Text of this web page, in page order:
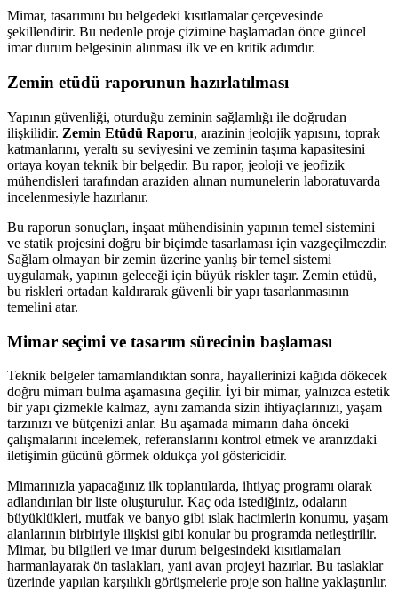
Mimar, tasarımını bu belgedeki kısıtlamalar çerçevesinde
şekillendirir. Bu nedenle proje çizimine başlamadan önce güncel
imar durum belgesinin alınması ilk ve en kritik adımdır.
Zemin etüdü raporunun hazırlatılması
Yapının güvenliği, oturduğu zeminin sağlamlığı ile doğrudan
ilişkilidir. Zemin Etüdü Raporu, arazinin jeolojik yapısını, toprak
katmanlarını, yeraltı su seviyesini ve zeminin taşıma kapasitesini
ortaya koyan teknik bir belgedir. Bu rapor, jeoloji ve jeofizik
mühendisleri tarafından araziden alınan numunelerin laboratuvarda
incelenmesiyle hazırlanır.
Bu raporun sonuçları, inşaat mühendisinin yapının temel sistemini
ve statik projesini doğru bir biçimde tasarlaması için vazgeçilmezdir.
Sağlam olmayan bir zemin üzerine yanlış bir temel sistemi
uygulamak, yapının geleceği için büyük riskler taşır. Zemin etüdü,
bu riskleri ortadan kaldırarak güvenli bir yapı tasarlanmasının
temelini atar.
Mimar seçimi ve tasarım sürecinin başlaması
Teknik belgeler tamamlandıktan sonra, hayallerinizi kağıda dökecek
doğru mimarı bulma aşamasına geçilir. İyi bir mimar, yalnızca estetik
bir yapı çizmekle kalmaz, aynı zamanda sizin ihtiyaçlarınızı, yaşam
tarzınızı ve bütçenizi anlar. Bu aşamada mimarın daha önceki
çalışmalarını incelemek, referanslarını kontrol etmek ve aranızdaki
iletişimin gücünü görmek oldukça yol göstericidir.
Mimarınızla yapacağınız ilk toplantılarda, ihtiyaç programı olarak
adlandırılan bir liste oluşturulur. Kaç oda istediğiniz, odaların
büyüklükleri, mutfak ve banyo gibi ıslak hacimlerin konumu, yaşam
alanlarının birbiriyle ilişkisi gibi konular bu programda netleştirilir.
Mimar, bu bilgileri ve imar durum belgesindeki kısıtlamaları
harmanlayarak ön taslakları, yani avan projeyi hazırlar. Bu taslaklar
üzerinde yapılan karşılıklı görüşmelerle proje son haline yaklaştırılır.